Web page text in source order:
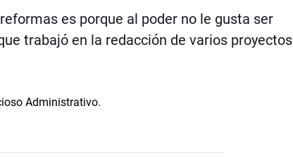
es porque al poder no le gusta ser
trabajó en la redacción de varios proyectos